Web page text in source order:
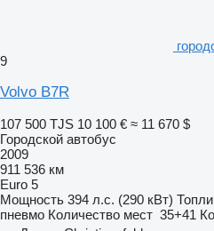
9
Volvo B7R
107 500 TJS 10 100 € ≈ 11 670 $
Городской автобус
2009
911 536 км
Euro 5
Мощность 394 л.с. (290 кВт)
пневмо Количество мест 35+41